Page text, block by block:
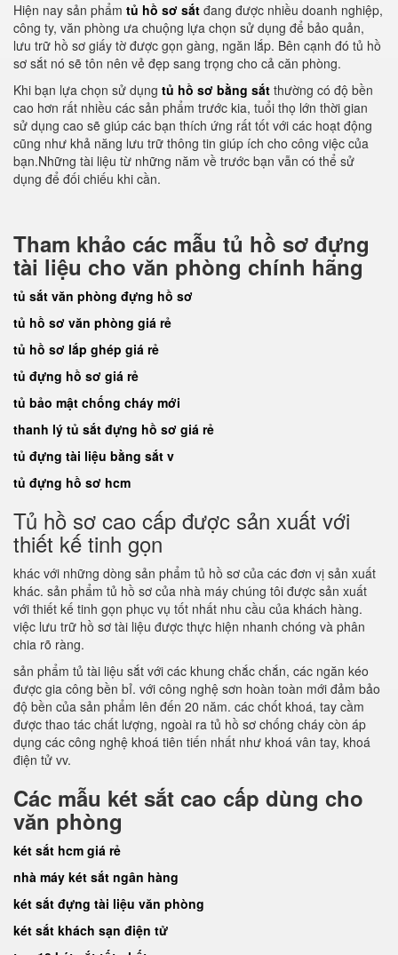
Hiện nay sản phẩm tủ hồ sơ sắt đang được nhiều doanh nghiệp,
công ty, văn phòng ưa chuộng lựa chọn sử dụng để bảo quản,
lưu trữ hồ sơ giấy tờ được gọn gàng, ngăn lắp. Bên cạnh đó tủ hồ
sơ sắt nó sẽ tôn nên vẻ đẹp sang trọng cho cả căn phòng.
Khi bạn lựa chọn sử dụng tủ hồ sơ bằng sắt thường có độ bền
cao hơn rất nhiều các sản phẩm trước kia, tuổi thọ lớn thời gian
sử dụng cao sẽ giúp các bạn thích ứng rất tốt với các hoạt động
cũng như khả năng lưu trữ thông tin giúp ích cho công việc của
bạn.Những tài liệu từ những năm về trước bạn vẫn có thể sử
dụng để đối chiếu khi cần.
Tham khảo các mẫu tủ hồ sơ đựng
tài liệu cho văn phòng chính hãng
tủ sắt văn phòng đựng hồ sơ
tủ hồ sơ văn phòng giá rẻ
tủ hồ sơ lắp ghép giá rẻ
tủ đựng hồ sơ giá rẻ
tủ bảo mật chống cháy mới
thanh lý tủ sắt đựng hồ sơ giá rẻ
tủ đựng tài liệu bằng sắt v
tủ đựng hồ sơ hcm
Tủ hồ sơ cao cấp được sản xuất với
thiết kế tinh gọn
khác với những dòng sản phẩm tủ hồ sơ của các đơn vị sản xuất
khác. sản phẩm tủ hồ sơ của nhà máy chúng tôi được sản xuất
với thiết kế tinh gọn phục vụ tốt nhất nhu cầu của khách hàng.
việc lưu trữ hồ sơ tài liệu được thực hiện nhanh chóng và phân
chia rõ ràng.
sản phẩm tủ tài liệu sắt với các khung chắc chắn, các ngăn kéo
được gia công bền bỉ. với công nghệ sơn hoàn toàn mới đảm bảo
độ bền của sản phẩm lên đến 20 năm. các chốt khoá, tay cầm
được thao tác chất lượng, ngoài ra tủ hồ sơ chống cháy còn áp
dụng các công nghệ khoá tiên tiến nhất như khoá vân tay, khoá
điện tử vv.
Các mẫu két sắt cao cấp dùng cho
văn phòng
két sắt hcm giá rẻ
nhà máy két sắt ngân hàng
két sắt đựng tài liệu văn phòng
két sắt khách sạn điện tử